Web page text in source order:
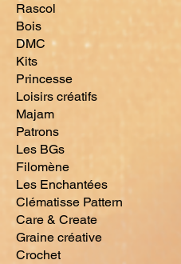
Rascol
Bois
DMC
Kits
Princesse
Loisirs créatifs
Majam
Patrons
Les BGs
Filomène
Les Enchantées
Clématisse Pattern
Care & Create
Graine créative
Crochet